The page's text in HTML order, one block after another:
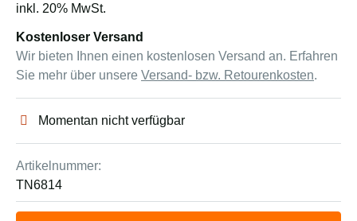
inkl. 20% MwSt.
Kostenloser Versand
Wir bieten Ihnen einen kostenlosen Versand an. Erfahren
Sie mehr über unsere Versand- bzw. Retourenkosten.
Momentan nicht verfügbar
Artikelnummer:
TN6814